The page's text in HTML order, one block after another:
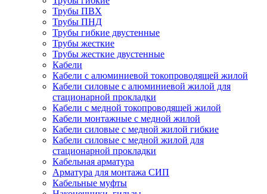
Трубы ПВХ
Трубы ПНД
Трубы гибкие двустенные
Трубы жесткие
Трубы жесткие двустенные
Кабели
Кабели с алюминиевой токопроводящей жилой
Кабели силовые с алюминиевой жилой для
стационарной прокладки
Кабели с медной токопроводящей жилой
Кабели монтажные с медной жилой
Кабели силовые с медной жилой гибкие
Кабели силовые с медной жилой для
стационарной прокладки
Кабельная арматура
Арматура для монтажа СИП
Кабельные муфты